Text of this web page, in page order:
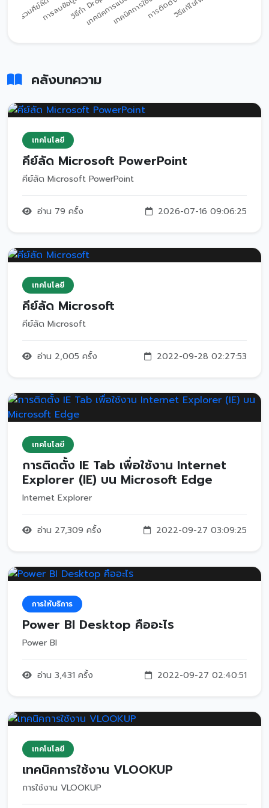
คลังบทความ
เทคโนโลยี
คีย์ลัด Microsoft PowerPoint
คีย์ลัด Microsoft PowerPoint
อ่าน 79 ครั้ง 2026-07-16 09:06:25
เทคโนโลยี
คีย์ลัด Microsoft
คีย์ลัด Microsoft
อ่าน 2,005 ครั้ง 2022-09-28 02:27:53
เทคโนโลยี
การติดตั้ง IE Tab เพื่อใช้งาน Internet
Explorer (IE) บน Microsoft Edge
Internet Explorer
อ่าน 27,309 ครั้ง 2022-09-27 03:09:25
การให้บริการ
Power BI Desktop คืออะไร
Power BI
อ่าน 3,431 ครั้ง 2022-09-27 02:40:51
เทคโนโลยี
เทคนิคการใช้งาน VLOOKUP
การใช้งาน VLOOKUP